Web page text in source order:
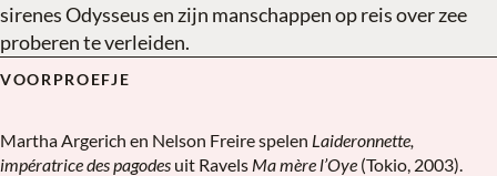
sirenes Odysseus en zijn manschappen op reis over zee
proberen te verleiden.
VOORPROEFJE
▶
Martha Argerich en Nelson Freire spelen Laideronnette,
impératrice des pagodes uit Ravels Ma mère l’Oye (Tokio, 2003).